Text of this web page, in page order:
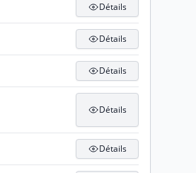
Détails
Détails
Détails
Détails
Détails